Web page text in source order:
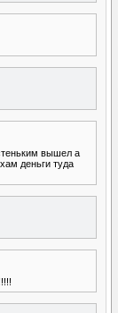
вышел а
деньги туда